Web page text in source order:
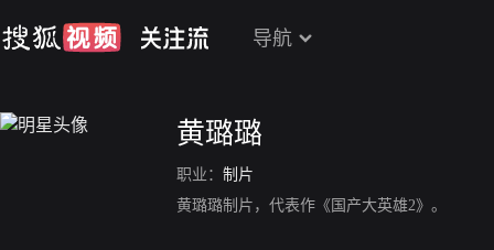
导航
黄璐璐
职业： 制片
黄璐璐制片，代表作《国产大英雄2》。